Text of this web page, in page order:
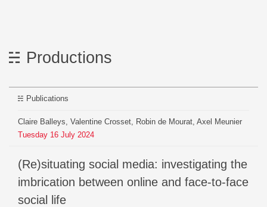
Productions
Publications
Claire Balleys, Valentine Crosset, Robin de Mourat, Axel Meunier
Tuesday 16 July 2024
(Re)situating social media: investigating the
imbrication between online and face-to-face
social life